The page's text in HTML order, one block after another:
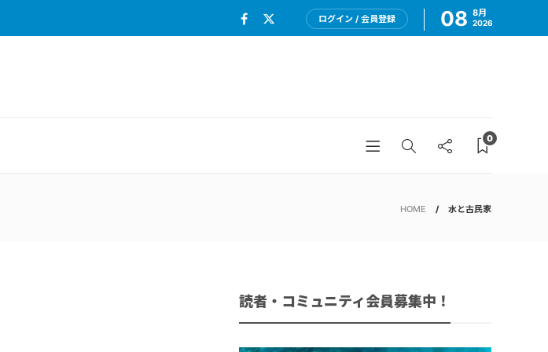
ログイン / 会員登録 08 8月
2026
0
HOME 水と古民家
読者・コミュニティ会員募集中！